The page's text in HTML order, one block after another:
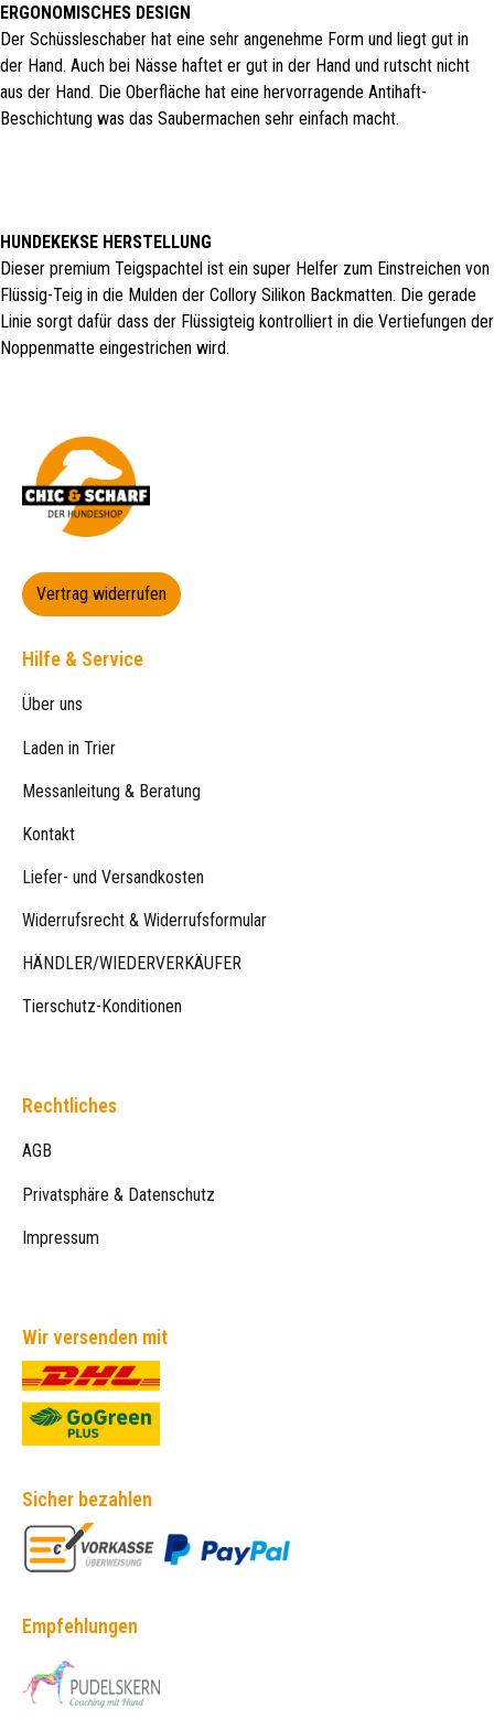
ERGONOMISCHES DESIGN
Der Schüssleschaber hat eine sehr angenehme Form und liegt gut in
der Hand. Auch bei Nässe haftet er gut in der Hand und rutscht nicht
aus der Hand. Die Oberfläche hat eine hervorragende Antihaft-
Beschichtung was das Saubermachen sehr einfach macht.
HUNDEKEKSE HERSTELLUNG
Dieser premium Teigspachtel ist ein super Helfer zum Einstreichen von
Flüssig-Teig in die Mulden der Collory Silikon Backmatten. Die gerade
Linie sorgt dafür dass der Flüssigteig kontrolliert in die Vertiefungen der
Noppenmatte eingestrichen wird.
Vertrag widerrufen
Hilfe & Service
Über uns
Laden in Trier
Messanleitung & Beratung
Kontakt
Liefer- und Versandkosten
Widerrufsrecht & Widerrufsformular
HÄNDLER/WIEDERVERKÄUFER
Tierschutz-Konditionen
Rechtliches
AGB
Privatsphäre & Datenschutz
Impressum
Wir versenden mit
Sicher bezahlen
Empfehlungen